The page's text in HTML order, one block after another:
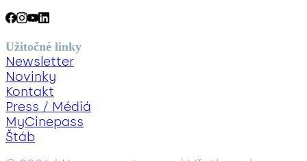
Užitočné linky
Newsletter
Novinky
Kontakt
Press / Médiá
MyCinepass
Štáb